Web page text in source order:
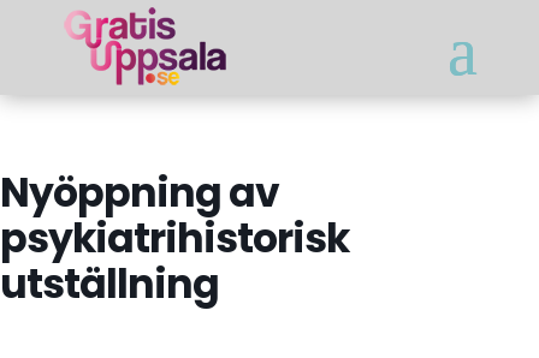
Nyöppning av
psykiatrihistorisk
utställning